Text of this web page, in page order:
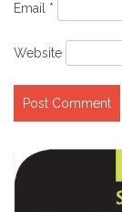
Email *
Website